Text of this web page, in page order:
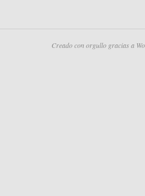
Creado con orgullo gracias a